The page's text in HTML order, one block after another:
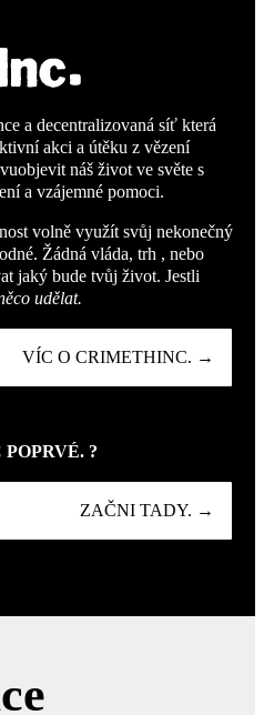
a decentralizovaná síť která
akci a útěku z vězení
náš život ve světe s
a vzájemné pomoci.
volně využít svůj nekonečný
Žádná vláda, trh , nebo
jaký bude tvůj život. Jestli
udělat.
VÍC O CRIMETHINC. →
?
ZAČNI TADY. →